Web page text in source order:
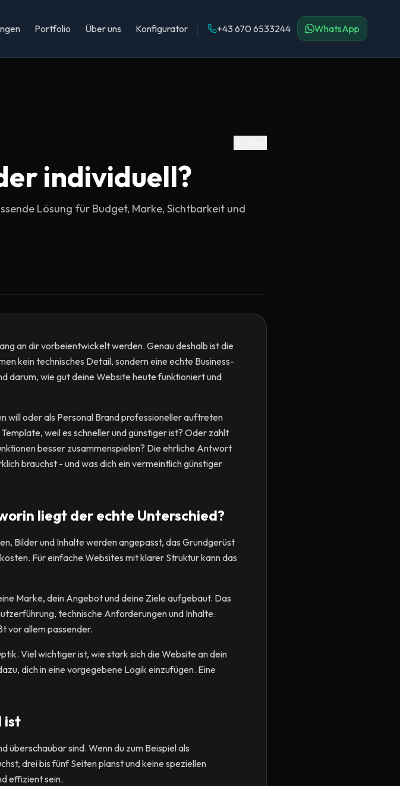
Portfolio Über uns Konfigurator +43 670 6533244 WhatsApp
individuell?
Lösung für Budget, Marke, Sichtbarkeit und
an dir vorbeientwickelt werden. Genau deshalb ist die
kein technisches Detail, sondern eine echte Business-
darum, wie gut deine Website heute funktioniert und
will oder als Personal Brand professioneller auftreten
weil es schneller und günstiger ist? Oder zahlt
besser zusammenspielen? Die ehrliche Antwort
brauchst - und was dich ein vermeintlich günstiger
liegt der echte Unterschied?
Bilder und Inhalte werden angepasst, das Grundgerüst
Für einfache Websites mit klarer Struktur kann das
Marke, dein Angebot und deine Ziele aufgebaut. Das
technische Anforderungen und Inhalte.
vor allem passender.
Viel wichtiger ist, wie stark sich die Website an dein
dich in eine vorgegebene Logik einzufügen. Eine
ist
überschaubar sind. Wenn du zum Beispiel als
drei bis fünf Seiten planst und keine speziellen
effizient sein.